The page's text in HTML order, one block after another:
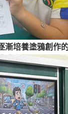
漸培養塗鴉創作